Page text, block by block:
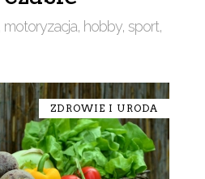
motoryzacja, hobby, sport,
ZDROWIE I URODA